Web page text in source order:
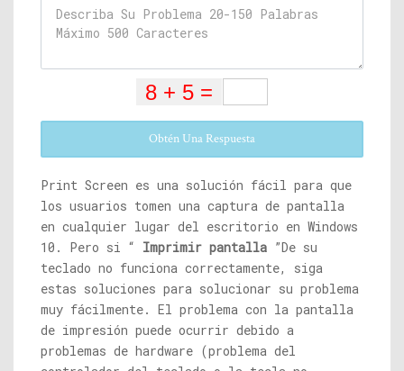
Obtén Una Respuesta
Print Screen es una solución fácil para que
los usuarios tomen una captura de pantalla
en cualquier lugar del escritorio en Windows
10. Pero si “ Imprimir pantalla ”De su
teclado no funciona correctamente, siga
estas soluciones para solucionar su problema
muy fácilmente. El problema con la pantalla
de impresión puede ocurrir debido a
problemas de hardware (problema del